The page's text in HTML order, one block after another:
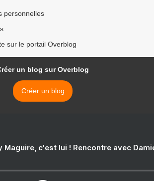
personnelles
sur le portail Overblog
un blog sur Overblog
Créer un blog
c'est lui ! Rencontre avec